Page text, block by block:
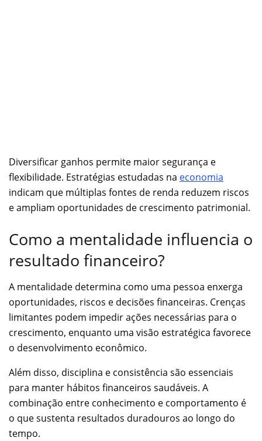
Diversificar ganhos permite maior segurança e
flexibilidade. Estratégias estudadas na economia
indicam que múltiplas fontes de renda reduzem riscos
e ampliam oportunidades de crescimento patrimonial.
Como a mentalidade influencia o
resultado financeiro?
A mentalidade determina como uma pessoa enxerga
oportunidades, riscos e decisões financeiras. Crenças
limitantes podem impedir ações necessárias para o
crescimento, enquanto uma visão estratégica favorece
o desenvolvimento econômico.
Além disso, disciplina e consistência são essenciais
para manter hábitos financeiros saudáveis. A
combinação entre conhecimento e comportamento é
o que sustenta resultados duradouros ao longo do
tempo.